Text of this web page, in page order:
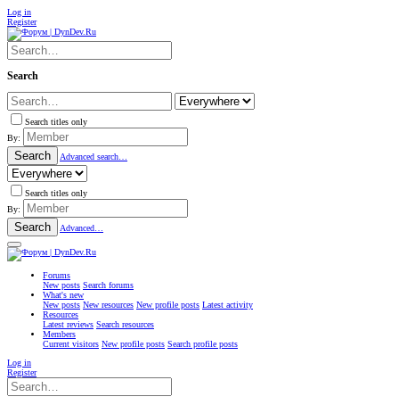
Log in
Register
Search
Search titles only
By:
Search Advanced search…
Search titles only
By:
Search Advanced…
Forums
New posts Search forums
What's new
New posts New resources New profile posts Latest activity
Resources
Latest reviews Search resources
Members
Current visitors New profile posts Search profile posts
Log in
Register